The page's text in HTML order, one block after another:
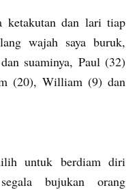
ketakutan dan lari tiap
wajah saya buruk,
suaminya, Paul (32)
(20), William (9) dan
untuk berdiam diri
bujukan orang